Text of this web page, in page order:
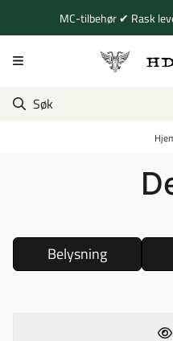
Hopp til innholdMC-tilbehør ✔ Rask
Belysning